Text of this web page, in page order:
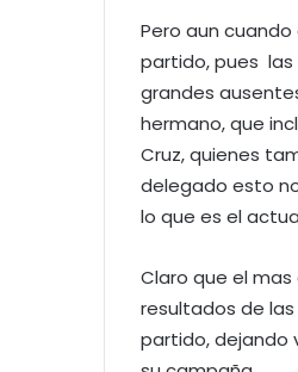
Pero aun
partido, pues
grandes
hermano, que
Cruz, quienes
delegado esto
lo que es el
Claro que el
resultados de
partido, dejando